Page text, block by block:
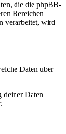
die die phpBB-
Bereichen
verarbeitet, wird
Daten über
deiner Daten